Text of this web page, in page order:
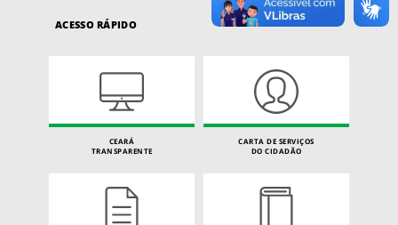
ACESSO RÁPIDO
CEARÁ
TRANSPARENTE
CARTA DE SERVIÇOS
DO CIDADÃO